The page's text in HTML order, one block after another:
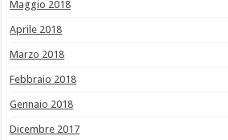
Maggio 2018
Aprile 2018
Marzo 2018
Febbraio 2018
Gennaio 2018
Dicembre 2017